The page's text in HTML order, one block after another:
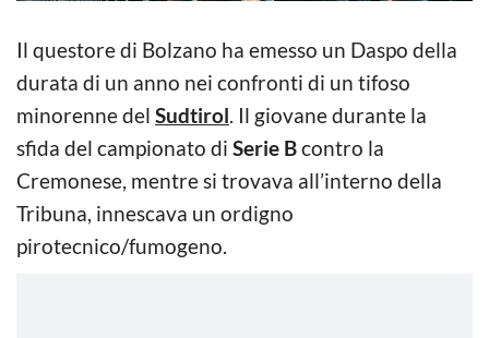
Il questore di Bolzano ha emesso un Daspo della
durata di un anno nei confronti di un tifoso
minorenne del Sudtirol. Il giovane durante la
sfida del campionato di Serie Bcontro la
Cremonese, mentre si trovava all’interno della
Tribuna, innescava un ordigno
pirotecnico/fumogeno.